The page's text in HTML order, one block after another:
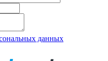
данных